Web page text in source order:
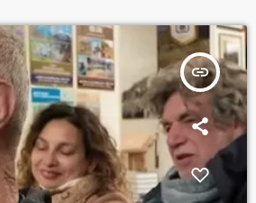
insert_link